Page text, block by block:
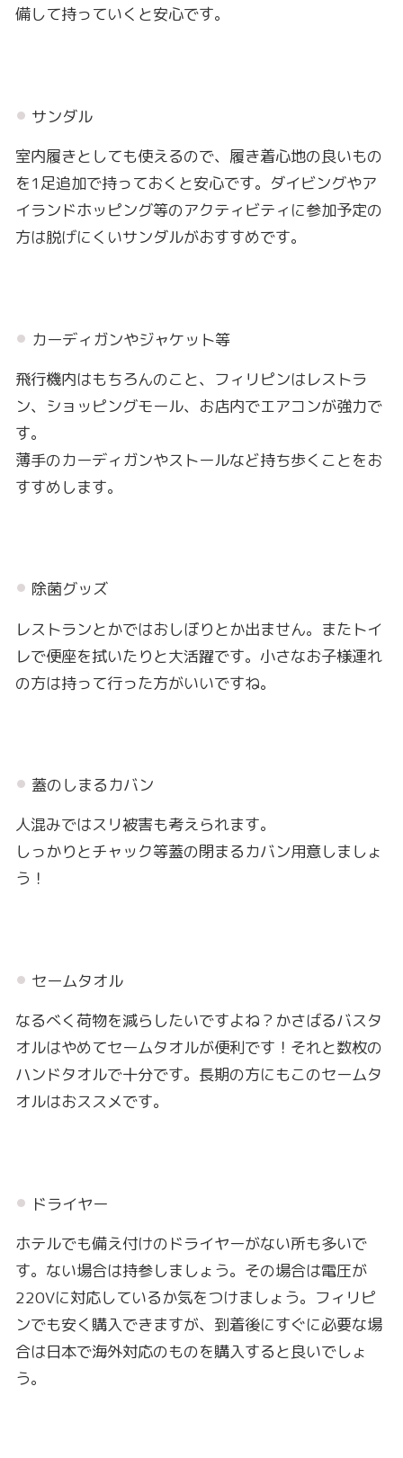
備して持っていくと安心です。
サンダル
室内履きとしても使えるので、履き着心地の良いもの
を1足追加で持っておくと安心です。ダイビングやア
イランドホッピング等のアクティビティに参加予定の
方は脱げにくいサンダルがおすすめです。
カーディガンやジャケット等
飛行機内はもちろんのこと、フィリピンはレストラ
ン、ショッピングモール、お店内でエアコンが強力で
す。
薄手のカーディガンやストールなど持ち歩くことをお
すすめします。
除菌グッズ
レストランとかではおしぼりとか出ません。またトイ
レで便座を拭いたりと大活躍です。小さなお子様連れ
の方は持って行った方がいいですね。
蓋のしまるカバン
人混みではスリ被害も考えられます。
しっかりとチャック等蓋の閉まるカバン用意しましょ
う！
セームタオル
なるべく荷物を減らしたいですよね？かさばるバスタ
オルはやめてセームタオルが便利です！それと数枚の
ハンドタオルで十分です。長期の方にもこのセームタ
オルはおススメです。
ドライヤー
ホテルでも備え付けのドライヤーがない所も多いで
す。ない場合は持参しましょう。その場合は電圧が
220Vに対応しているか気をつけましょう。フィリピ
ンでも安く購入できますが、到着後にすぐに必要な場
合は日本で海外対応のものを購入すると良いでしょ
う。